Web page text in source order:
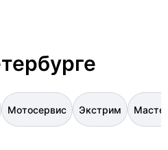
Мотосервис Экстрим